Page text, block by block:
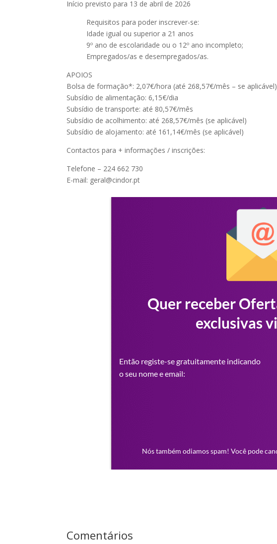
Início previsto para 13 de abril de 2026
Requisitos para poder inscrever-se:
Idade igual ou superior a 21 anos
9º ano de escolaridade ou o 12º ano incompleto;
Empregados/as e desempregados/as.
APOIOS
Bolsa de formação*: 2,07€/hora (até 268,57€/mês – se aplicável)
Subsídio de alimentação: 6,15€/dia
Subsídio de transporte: até 80,57€/mês
Subsídio de acolhimento: até 268,57€/mês (se aplicável)
Subsídio de alojamento: até 161,14€/mês (se aplicável)
Contactos para + informações / inscrições:
Telefone – 224 662 730
E-mail: geral@cindor.pt
Comentários